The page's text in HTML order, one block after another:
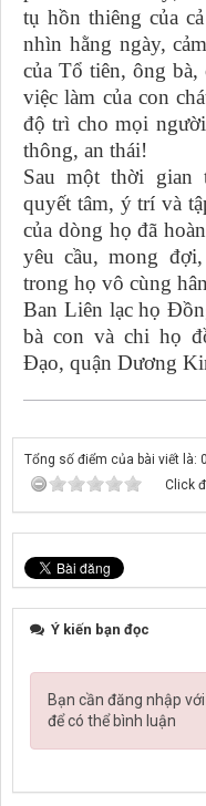
tụ hồn thiêng của
nhìn hằng ngày,
của Tổ tiên, ông
việc làm của con
độ trì cho mọi
thông, an thái!
Sau một thời
quyết tâm, ý trí và
của dòng họ đã
yêu cầu, mong
trong họ vô cùng
Ban Liên lạc họ
bà con và chi họ
Đạo, quận Dương
Tổng số điểm của bài viết là:
Click
Ý kiến bạn đọc
Bạn cần đăng nhập
để có thể bình luận